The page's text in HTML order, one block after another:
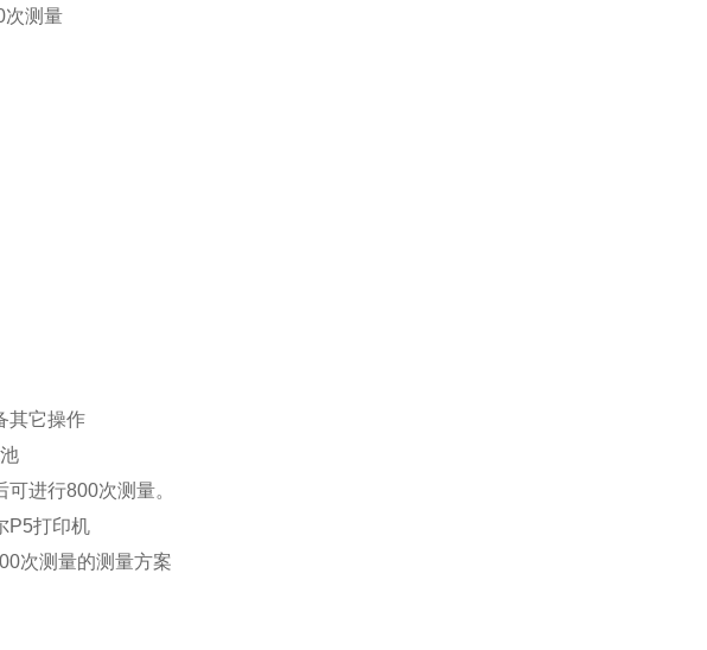
测量
其它操作
进行800次测量。
P5打印机
次测量的测量方案